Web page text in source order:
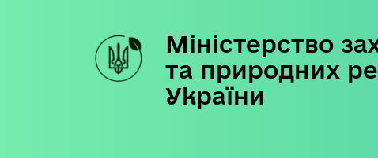
Міністерство
та природних
України